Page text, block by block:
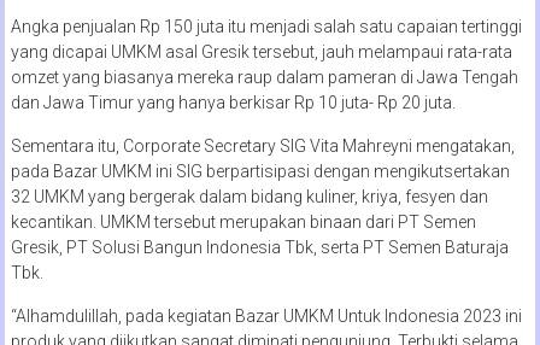
Angka penjualan Rp 150 juta itu menjadi salah satu capaian tertinggi
yang dicapai UMKM asal Gresik tersebut, jauh melampaui rata-rata
omzet yang biasanya mereka raup dalam pameran di Jawa Tengah
dan Jawa Timur yang hanya berkisar Rp 10 juta- Rp 20 juta.
Sementara itu, Corporate Secretary SIG Vita Mahreyni mengatakan,
pada Bazar UMKM ini SIG berpartisipasi dengan mengikutsertakan
32 UMKM yang bergerak dalam bidang kuliner, kriya, fesyen dan
kecantikan. UMKM tersebut merupakan binaan dari PT Semen
Gresik, PT Solusi Bangun Indonesia Tbk, serta PT Semen Baturaja
Tbk.
“Alhamdulillah, pada kegiatan Bazar UMKM Untuk Indonesia 2023 ini